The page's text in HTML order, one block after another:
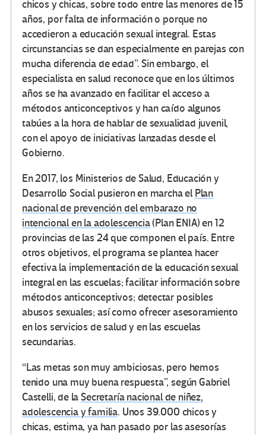
chicos y chicas, sobre todo entre las menores de 15
años, por falta de información o porque no
accedieron a educación sexual integral. Estas
circunstancias se dan especialmente en parejas con
mucha diferencia de edad”. Sin embargo, el
especialista en salud reconoce que en los últimos
años se ha avanzado en facilitar el acceso a
métodos anticonceptivos y han caído algunos
tabúes a la hora de hablar de sexualidad juvenil,
con el apoyo de iniciativas lanzadas desde el
Gobierno.
En 2017, los Ministerios de Salud, Educación y
Desarrollo Social pusieron en marcha el Plan
nacional de prevención del embarazo no
intencional en la adolescencia(Plan ENIA) en 12
provincias de las 24 que componen el país. Entre
otros objetivos, el programa se plantea hacer
efectiva la implementación de la educación sexual
integral en las escuelas; facilitar información sobre
métodos anticonceptivos; detectar posibles
abusos sexuales; así como ofrecer asesoramiento
en los servicios de salud y en las escuelas
secundarias.
“Las metas son muy ambiciosas, pero hemos
tenido una muy buena respuesta”, según Gabriel
Castelli, de laSecretaría nacional de niñez,
adolescencia y familia. Unos 39.000 chicos y
chicas, estima, ya han pasado por las asesorías